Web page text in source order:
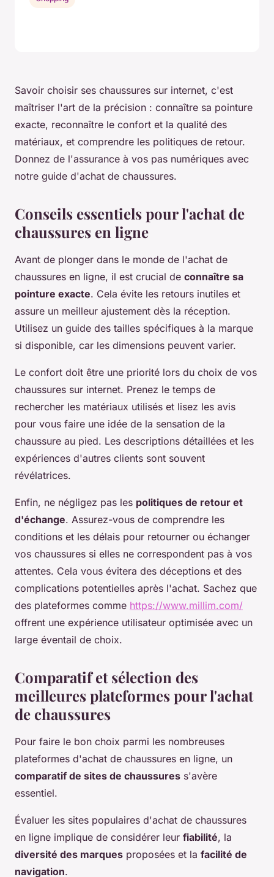
Savoir choisir ses chaussures sur internet, c'est
maîtriser l'art de la précision : connaître sa pointure
exacte, reconnaître le confort et la qualité des
matériaux, et comprendre les politiques de retour.
Donnez de l'assurance à vos pas numériques avec
notre guide d'achat de chaussures.
Conseils essentiels pour l'achat de
chaussures en ligne
Avant de plonger dans le monde de l'achat de
chaussures en ligne, il est crucial de connaître sa
pointure exacte. Cela évite les retours inutiles et
assure un meilleur ajustement dès la réception.
Utilisez un guide des tailles spécifiques à la marque
si disponible, car les dimensions peuvent varier.
Le confort doit être une priorité lors du choix de vos
chaussures sur internet. Prenez le temps de
rechercher les matériaux utilisés et lisez les avis
pour vous faire une idée de la sensation de la
chaussure au pied. Les descriptions détaillées et les
expériences d'autres clients sont souvent
révélatrices.
Enfin, ne négligez pas les politiques de retour et
d'échange. Assurez-vous de comprendre les
conditions et les délais pour retourner ou échanger
vos chaussures si elles ne correspondent pas à vos
attentes. Cela vous évitera des déceptions et des
complications potentielles après l'achat. Sachez que
des plateformes comme https://www.millim.com/
offrent une expérience utilisateur optimisée avec un
large éventail de choix.
Comparatif et sélection des
meilleures plateformes pour l'achat
de chaussures
Pour faire le bon choix parmi les nombreuses
plateformes d'achat de chaussures en ligne, un
comparatif de sites de chaussures s'avère
essentiel.
Évaluer les sites populaires d'achat de chaussures
en ligne implique de considérer leur fiabilité, la
diversité des marques proposées et la facilité de
navigation.